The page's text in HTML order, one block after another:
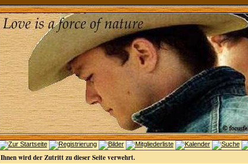
Ihnen wird der Zutritt zu dieser Seite verwehrt.